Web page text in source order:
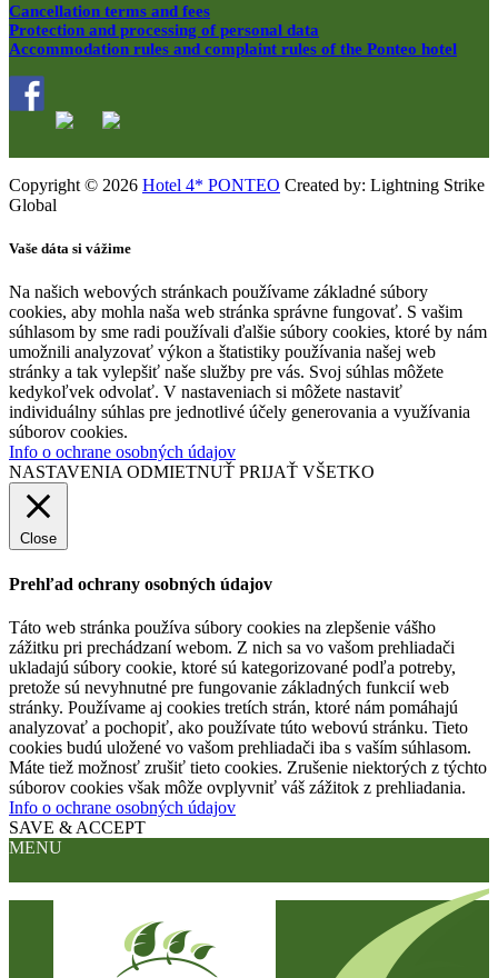
Cancellation terms and fees
Protection and processing of personal data
Accommodation rules and complaint rules of the Ponteo hotel
Copyright © 2026 Hotel 4* PONTEO Created by: Lightning Strike
Global
Vaše dáta si vážime
Na našich webových stránkach používame základné súbory
cookies, aby mohla naša web stránka správne fungovať. S vašim
súhlasom by sme radi používali ďalšie súbory cookies, ktoré by nám
umožnili analyzovať výkon a štatistiky používania našej web
stránky a tak vylepšiť naše služby pre vás. Svoj súhlas môžete
kedykoľvek odvolať. V nastaveniach si môžete nastaviť
individuálny súhlas pre jednotlivé účely generovania a využívania
súborov cookies.
Info o ochrane osobných údajov
NASTAVENIA ODMIETNUŤ PRIJAŤ VŠETKO
Close
Prehľad ochrany osobných údajov
Táto web stránka používa súbory cookies na zlepšenie vášho
zážitku pri prechádzaní webom. Z nich sa vo vašom prehliadači
ukladajú súbory cookie, ktoré sú kategorizované podľa potreby,
pretože sú nevyhnutné pre fungovanie základných funkcií web
stránky. Používame aj cookies tretích strán, ktoré nám pomáhajú
analyzovať a pochopiť, ako používate túto webovú stránku. Tieto
cookies budú uložené vo vašom prehliadači iba s vaším súhlasom.
Máte tiež možnosť zrušiť tieto cookies. Zrušenie niektorých z týchto
súborov cookies však môže ovplyvniť váš zážitok z prehliadania.
Info o ochrane osobných údajov
SAVE & ACCEPT
MENU